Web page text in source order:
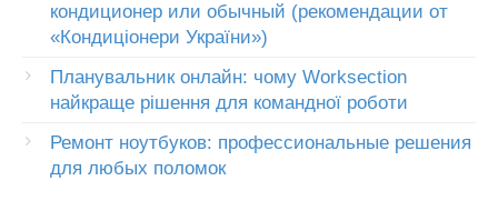
кондиционер или обычный (рекомендации от
«Кондиціонери України»)
Планувальник онлайн: чому Worksection
найкраще рішення для командної роботи
Ремонт ноутбуков: профессиональные решения
для любых поломок